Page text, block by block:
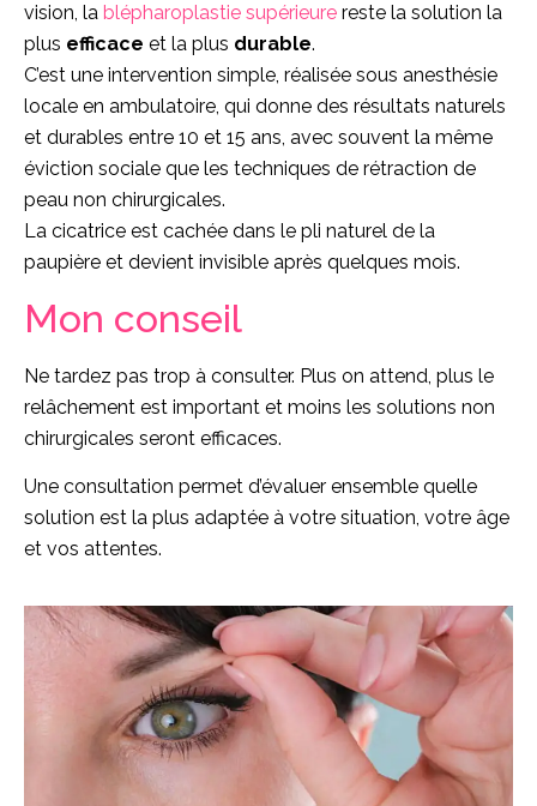
vision, la blépharoplastie supérieure reste la solution la
plus efficace et la plus durable.
C’est une intervention simple, réalisée sous anesthésie
locale en ambulatoire, qui donne des résultats naturels
et durables entre 10 et 15 ans, avec souvent la même
éviction sociale que les techniques de rétraction de
peau non chirurgicales.
La cicatrice est cachée dans le pli naturel de la
paupière et devient invisible après quelques mois.
Mon conseil
Ne tardez pas trop à consulter. Plus on attend, plus le
relâchement est important et moins les solutions non
chirurgicales seront efficaces.
Une consultation permet d’évaluer ensemble quelle
solution est la plus adaptée à votre situation, votre âge
et vos attentes.